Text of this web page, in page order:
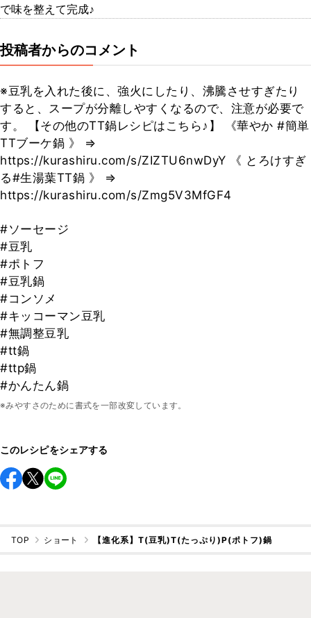
で味を整えて完成♪
投稿者からのコメント
※豆乳を入れた後に、強火にしたり、沸騰させすぎたり
すると、スープが分離しやすくなるので、注意が必要で
す。 【その他のTT鍋レシピはこちら♪】 《華やか #簡単
TTブーケ鍋 》 ⇒
https://kurashiru.com/s/ZIZTU6nwDyY 《 とろけすぎ
る#生湯葉TT鍋 》 ⇒
https://kurashiru.com/s/Zmg5V3MfGF4
#ソーセージ
#豆乳
#ポトフ
#豆乳鍋
#コンソメ
#キッコーマン豆乳
#無調整豆乳
#tt鍋
#ttp鍋
#かんたん鍋
※みやすさのために書式を一部改変しています。
このレシピをシェアする
TOP ショート 【進化系】T(豆乳)T(たっぷり)P(ポトフ)鍋